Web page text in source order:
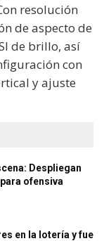
resolución
de aspecto de
de brillo, así
con
y ajuste
Despliegan
ofensiva
en la lotería y fue